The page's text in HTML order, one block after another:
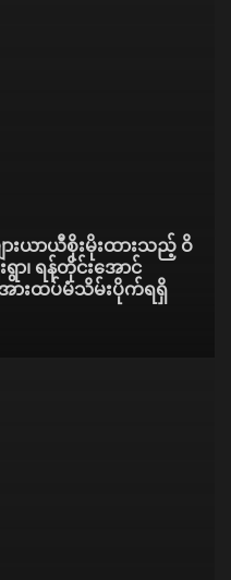
ားယာယီစိုးမိုးထားသည့် ဝိ
ာ၊ ရန်တိုင်းအောင်
အားထပ်မံသိမ်းပိုက်ရရှိ